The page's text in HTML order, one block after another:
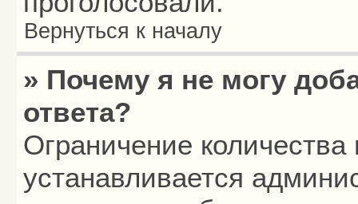
Вернуться к началу
» Почему я не могу
ответа?
Ограничение количества
устанавливается